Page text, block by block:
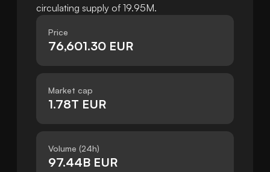
circulating supply of 19.95M.
Price
76,601.30 EUR
Market cap
1.78T EUR
Volume (24h)
97.44B EUR